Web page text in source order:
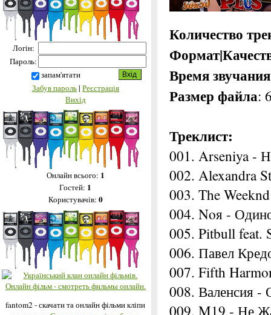
Логін:
Пароль:
запам'ятати
Забув пароль| Реєстрація
Вихід
Онлайн всього: 1
Гостей: 1
Користувачів: 0
fantom2 - скачати та онлайн фільми кліпи
Количество
Время звучания
Размер файла:
Треклист:
001. Arseniya -
002. Alexandra
003. The
004. Noя -
005. Pitbull feat.
006. Павел
007. Fifth
008. Валенсия -
009. M19 - Не